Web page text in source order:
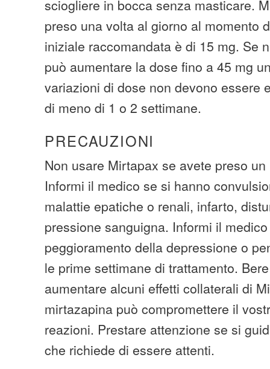
sciogliere in bocca senza masticare.
preso una volta al giorno al momento
iniziale raccomandata è di 15 mg. Se
può aumentare la dose fino a 45 mg
variazioni di dose non devono essere
di meno di 1 o 2 settimane.
PRECAUZIONI
Non usare Mirtapax se avete preso
Informi il medico se si hanno
malattie epatiche o renali, infarto,
pressione sanguigna. Informi il
peggioramento della depressione o
le prime settimane di trattamento.
aumentare alcuni effetti collaterali di
mirtazapina può compromettere il
reazioni. Prestare attenzione se si
che richiede di essere attenti.